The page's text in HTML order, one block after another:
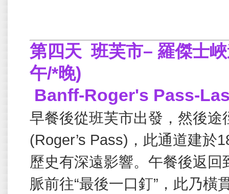
第四天班芙市– 羅傑士
午/*晚)
Banff-Roger's Pass-
早餐後從班芙市出發，然後
(Roger’s Pass) ，此通道建於
歷史有深遠影響。午餐後返
脈前往“最後一口釘”，此乃